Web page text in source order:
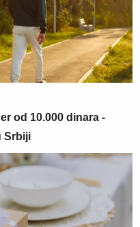
od 10.000 dinara -
Srbiji